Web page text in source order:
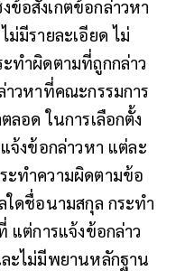
อสังเกตข้อกล่าวหา
มีรายละเอียด ไม่
ทำผิดตามที่ถูกกล่าว
าวหาที่คณะกรรมการ
ลอด ในการเลือกตั้ง
จ้งข้อกล่าวหา แต่ละ
ะทำความผิดตามข้อ
ใดชื่อนามสกุล กระทำ
แต่การแจ้งข้อกล่าว
ะไม่มีพยานหลักฐาน